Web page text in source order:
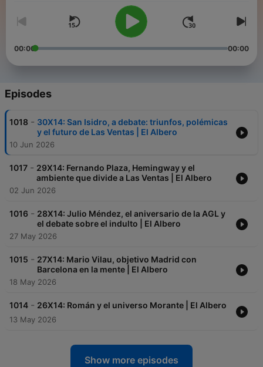
00:00 00:00
Episodes
1018 - 30X14: San Isidro, a debate: triunfos, polémicas
y el futuro de Las Ventas | El Albero
10 Jun 2026
1017 - 29X14: Fernando Plaza, Hemingway y el
ambiente que divide a Las Ventas | El Albero
02 Jun 2026
1016 - 28X14: Julio Méndez, el aniversario de la AGL y
el debate sobre el indulto | El Albero
27 May 2026
1015 - 27X14: Mario Vilau, objetivo Madrid con
Barcelona en la mente | El Albero
18 May 2026
1014 - 26X14: Román y el universo Morante | El Albero
13 May 2026
Show more episodes